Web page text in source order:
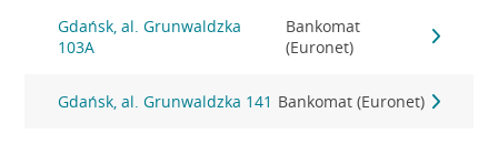
Gdańsk, al. Grunwaldzka
103A
Bankomat
(Euronet)
Gdańsk, al. Grunwaldzka 141 Bankomat (Euronet)